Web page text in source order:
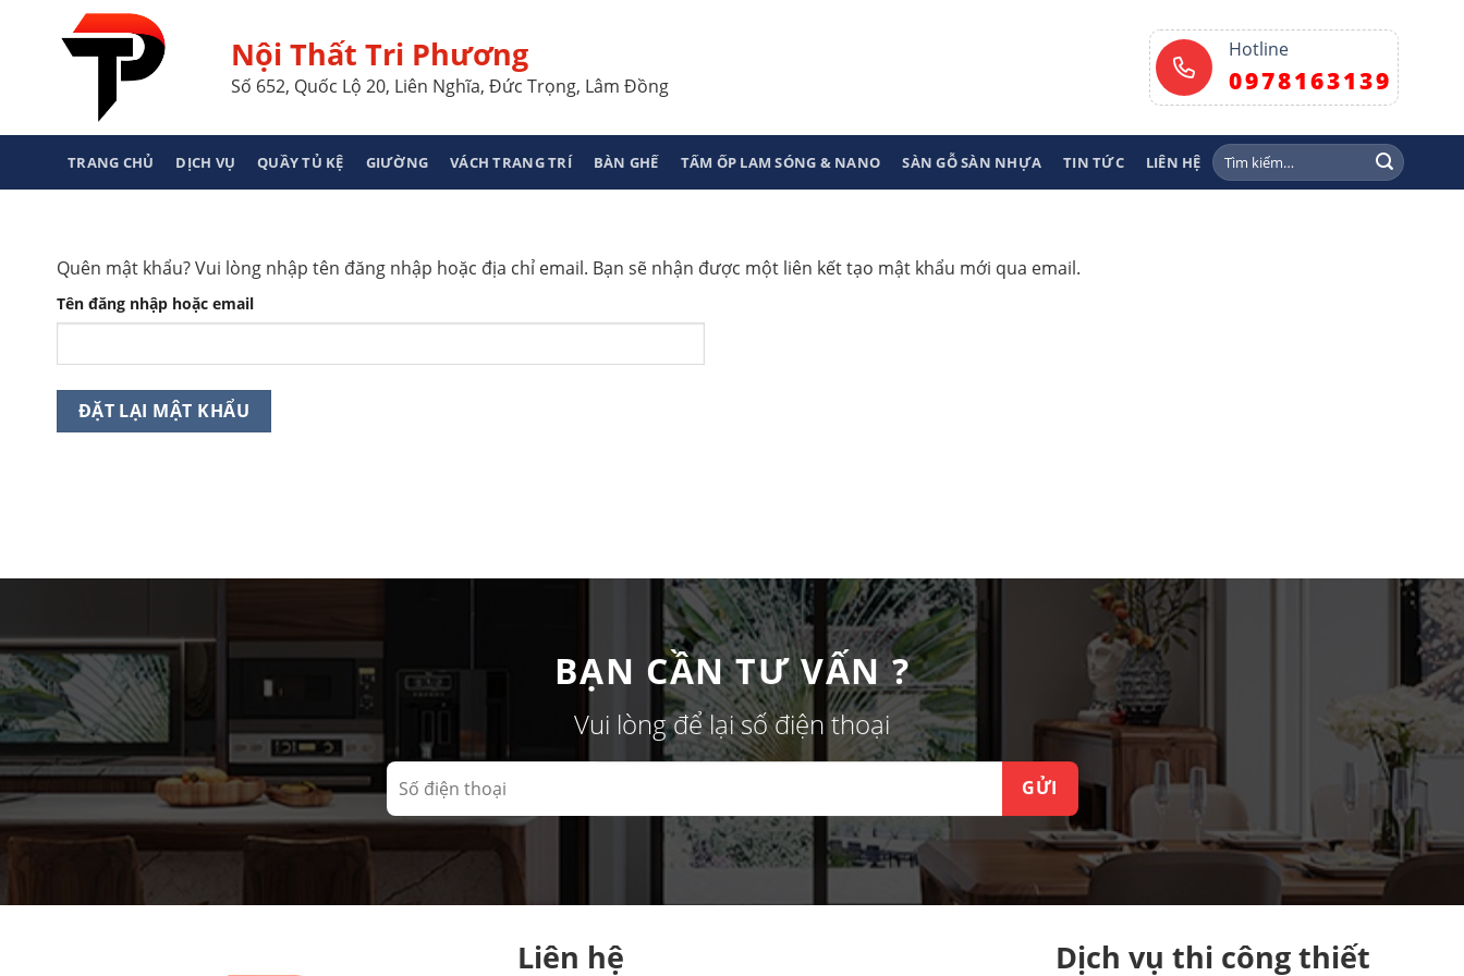
Nội Thất Tri Phương
Số 652, Quốc Lộ 20, Liên Nghĩa, Đức Trọng, Lâm Đồng
Hotline
0978163139
TRANG CHỦ DỊCH VỤ QUẦY TỦ KỆ GIƯỜNG VÁCH TRANG TRÍ BÀN GHẾ TẤM ỐP LAM SÓNG & NANO SÀN GỖ SÀN NHỰA TIN TỨC LIÊN HỆ
Tìm
kiếm:
Quên mật khẩu? Vui lòng nhập tên đăng nhập hoặc địa chỉ email. Bạn sẽ nhận được một liên kết tạo mật khẩu mới qua email.
Tên đăng nhập hoặc email
ĐẶT LẠI MẬT KHẨU
BẠN CẦN TƯ VẤN ?
Vui lòng để lại số điện thoại
Liên hệ
Dịch vụ thi công thiết